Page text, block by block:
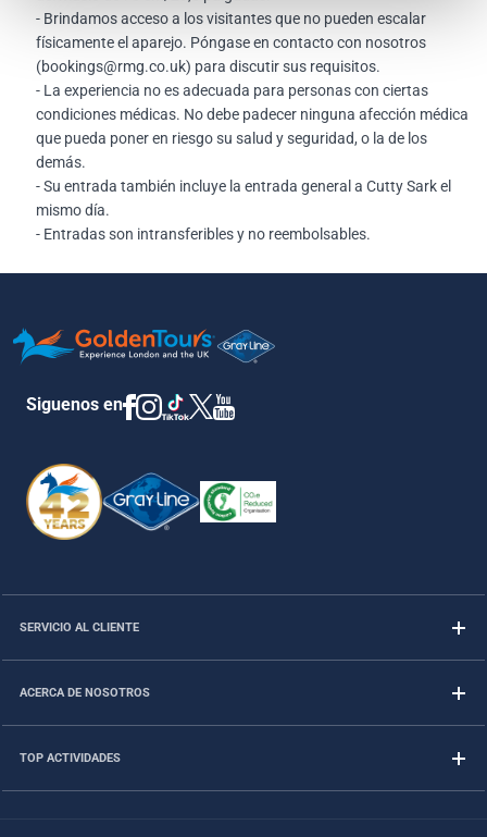
- Brindamos acceso a los visitantes que no pueden escalar
físicamente el aparejo. Póngase en contacto con nosotros
(bookings@rmg.co.uk) para discutir sus requisitos.
- La experiencia no es adecuada para personas con ciertas
condiciones médicas. No debe padecer ninguna afección médica
que pueda poner en riesgo su salud y seguridad, o la de los
demás.
- Su entrada también incluye la entrada general a Cutty Sark el
mismo día.
- Entradas son intransferibles y no reembolsables.
Siguenos en
SERVICIO AL CLIENTE
ACERCA DE NOSOTROS
TOP ACTIVIDADES